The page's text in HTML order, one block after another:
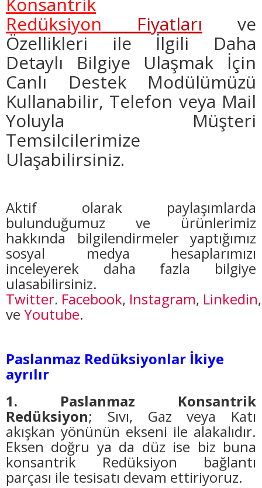
Redüksiyon Fiyatları ve
Özellikleri ile İlgili Daha
Detaylı Bilgiye Ulaşmak İçin
Canlı Destek Modülümüzü
Kullanabilir, Telefon veya Mail
Yoluyla Müşteri
Temsilcilerimize
Ulaşabilirsiniz.
Aktif olarak paylaşımlarda
bulunduğumuz ve ürünlerimiz
hakkında bilgilendirmeler yaptığımız
sosyal medya hesaplarımızı
inceleyerek daha fazla bilgiye
ulaşabilirsiniz.
Twitter, Facebook, Instagram, Linkedin,
ve Youtube.
Paslanmaz Redüksiyonlar İkiye
ayrılır
1. Paslanmaz Konsantrik
Redüksiyon; Sıvı, Gaz veya Katı
akışkan yönünün ekseni ile alakalıdır.
Eksen doğru ya da düz ise biz buna
konsantrik Redüksiyon bağlantı
parçası ile tesisatı devam ettiriyoruz.